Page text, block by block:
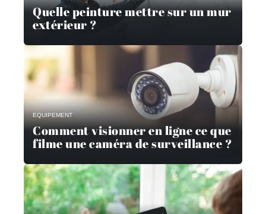
Quelle peinture mettre sur un mur
extérieur ?
EQUIPEMENT
Comment visionner en ligne ce que
filme une caméra de surveillance ?